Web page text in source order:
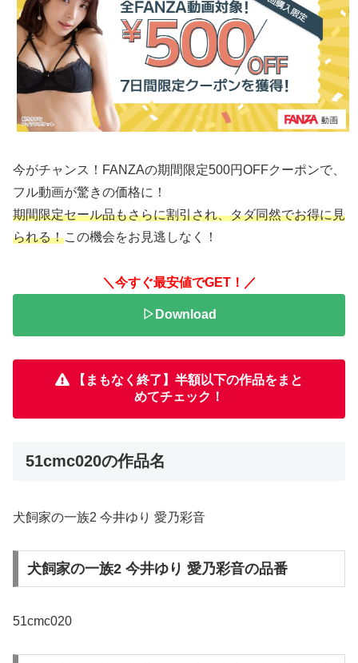
今がチャンス！FANZAの期間限定500円OFFクーポンで、
フル動画が驚きの価格に！
期間限定セール品もさらに割引され、タダ同然でお得に見
られる！この機会をお見逃しなく！
＼今すぐ最安値でGET！／
▷Download
【まもなく終了】半額以下の作品をまと
めてチェック！
51cmc020の作品名
犬飼家の一族2 今井ゆり 愛乃彩音
犬飼家の一族2 今井ゆり 愛乃彩音の品番
51cmc020